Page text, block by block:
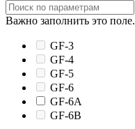
Важно заполнить это поле.
GF-3
GF-4
GF-5
GF-6
GF-6A
GF-6B